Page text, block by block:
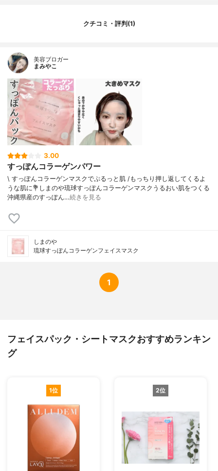
ロデキストリン、シクロデキストリン、ジ
フェノキシエタノール
内容量
10枚入り
香り
無香料
製造国
内容量のバリエーション
なし
クチコミ・評判(1)
美容ブロガー
まみやこ
3.00
すっぽんコラーゲンパワー
\ すっぽんコラーゲンマスクでぷるっと肌 /⁡もっちり押し返してくるよ
うな肌に⁡⁡💐しまのや琉球すっぽんコラーゲンマスク⁡⁡うるおい肌をつくる
沖縄県産のすっぽん…続きを見る
しまのや
琉球すっぽんコラーゲンフェイスマスク
1
フェイスパック・シートマスクおすすめランキン
グ
1位 2位